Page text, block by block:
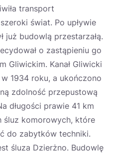
transport
świat. Po upływie
już budowlą przestarzałą.
o zastąpieniu go
Gliwickim. Kanał Gliwicki
1934 roku, a ukończono
zdolność przepustową
długości prawie 41 km
śluz komorowych, które
do zabytków techniki.
śluza Dzierżno. Budowlę